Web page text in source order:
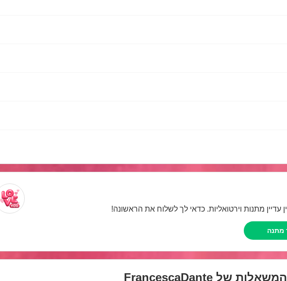
עדיין מתנות וירטואליות. כדאי לך לשלוח את הראשונה!
מתנה
של FrancescaDante